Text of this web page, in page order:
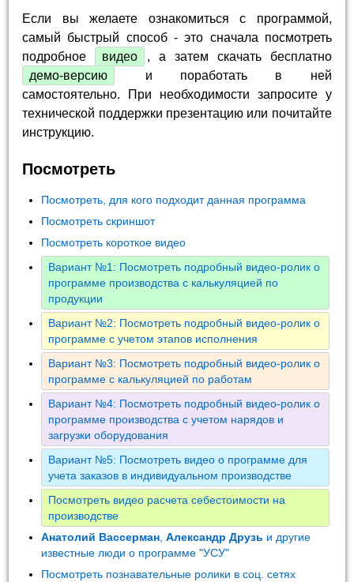
Если вы желаете ознакомиться с программой,
самый быстрый способ - это сначала посмотреть
подробное
видео
, а затем скачать бесплатно
демо-версию
и поработать в ней
самостоятельно. При необходимости запросите у
технической поддержки презентацию или почитайте
инструкцию.
Посмотреть
Посмотреть, для кого подходит данная программа
Посмотреть скриншот
Посмотреть короткое видео
Вариант №1: Посмотреть подробный видео-ролик о
программе производства с калькуляцией по
продукции
Вариант №2: Посмотреть подробный видео-ролик о
программе с учетом этапов исполнения
Вариант №3: Посмотреть подробный видео-ролик о
программе с калькуляцией по работам
Вариант №4: Посмотреть подробный видео-ролик о
программе производства с учетом нарядов и
загрузки оборудования
Вариант №5: Посмотреть видео о программе для
учета заказов в индивидуальном производстве
Посмотреть видео расчета себестоимости на
производстве
Анатолий Вассерман ,Александр Друзь и другие
известные люди о программе "УСУ"
Посмотреть познавательные ролики в соц. сетях